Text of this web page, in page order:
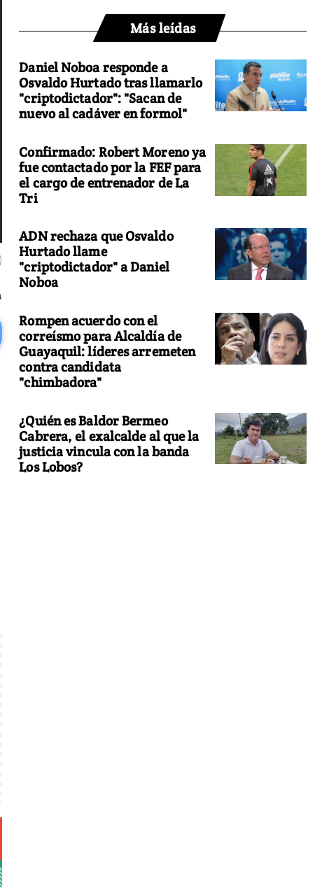
Más leídas
Daniel Noboa responde a
Osvaldo Hurtado tras llamarlo
"criptodictador": "Sacan de
nuevo al cadáver en formol"
Confirmado: Robert Moreno ya
fue contactado por la FEF para
el cargo de entrenador de La
Tri
ADN rechaza que Osvaldo
Hurtado llame
"criptodictador" a Daniel
Noboa
Rompen acuerdo con el
correísmo para Alcaldía de
Guayaquil: líderes arremeten
contra candidata
"chimbadora"
¿Quién es Baldor Bermeo
Cabrera, el exalcalde al que la
justicia vincula con la banda
Los Lobos?